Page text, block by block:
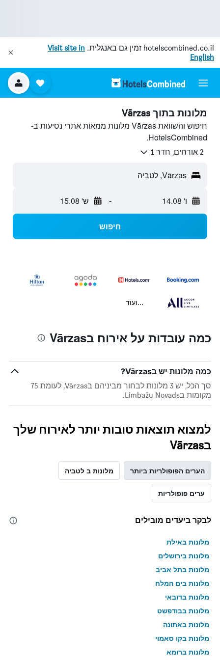
hotelscombined.co.il זמין גם באנגלית. Visit site in
English
מלונות בתוך Vārzas
חיפוש והשוואת Vārzas מלונות ממאות אתרי נסיעות ב-
HotelsCombined.
2 אורחים, חדר 1
Vārzas, לטביה
ו' 14.08 - ש' 15.08
חיפוש
...ועוד
כמה עובדות על אירוח בVārzas
כמה מלונות יש בVārzas?
סך הכל, יש 3 מלונות לבחור מביניהם בVārzas, לעומת 75
מקומות בLimbažu Novads.
למצוא תוצאות טובות יותר לאירוח שלך
בVārzas
הערים הפופולריות ביותר מלונות ב לטביה
ערים פופולריות
לבקר ביעדים מובילים
מלונות באילת
מלונות בירושלים
מלונות בתל אביב
מלונות בים המלח
מלונות בדובאי
מלונות בבודפשט
מלונות באתונה
מלונות בקו סאמוי
מלונות ברומא